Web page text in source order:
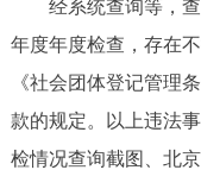
经系统查询等，查
年度年度检查，存在
《社会团体登记管理
款的规定。以上违法
检情况查询截图、北